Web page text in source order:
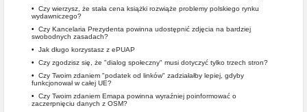
• Czy wierzysz, że stała cena książki rozwiąże problemy polskiego rynku
wydawniczego?
• Czy Kancelaria Prezydenta powinna udostępnić zdjęcia na bardziej
swobodnych zasadach?
• Jak długo korzystasz z ePUAP
• Czy zgodzisz się, że "dialog społeczny" musi dotyczyć tylko trzech stron?
• Czy Twoim zdaniem "podatek od linków" zadziałałby lepiej, gdyby
funkcjonował w całej UE?
• Czy Twoim zdaniem Emapa powinna wyraźniej poinformować o
zaczerpnięciu danych z OSM?